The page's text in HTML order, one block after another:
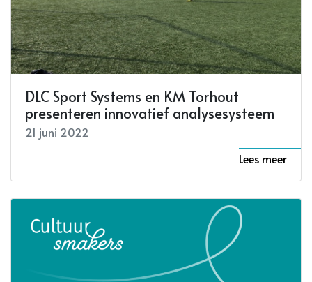
DLC Sport Systems en KM Torhout
presenteren innovatief analysesysteem
21 juni 2022
Lees meer